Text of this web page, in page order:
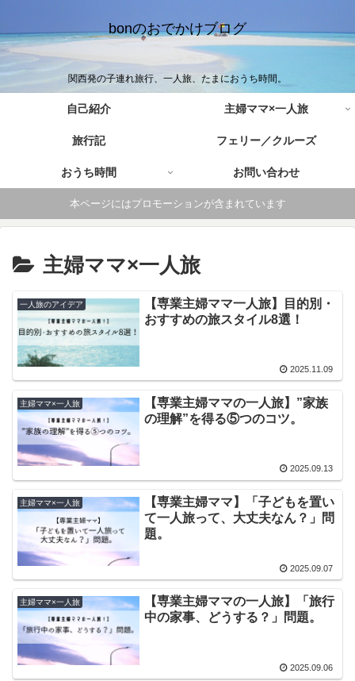
bonのおでかけブログ
関西発の子連れ旅行、一人旅、たまにおうち時間。
自己紹介 主婦ママ×一人旅
旅行記 フェリー／クルーズ
おうち時間 お問い合わせ
本ページにはプロモーションが含まれています
主婦ママ×一人旅
一人旅のアイデア
【専業主婦ママ一人旅】目的別・
おすすめの旅スタイル8選！
2025.11.09
主婦ママ×一人旅
【専業主婦ママの一人旅】”家族
の理解”を得る⑤つのコツ。
2025.09.13
主婦ママ×一人旅
【専業主婦ママ】「子どもを置い
て一人旅って、大丈夫なん？」問
題。
2025.09.07
主婦ママ×一人旅
【専業主婦ママの一人旅】「旅行
中の家事、どうする？」問題。
2025.09.06